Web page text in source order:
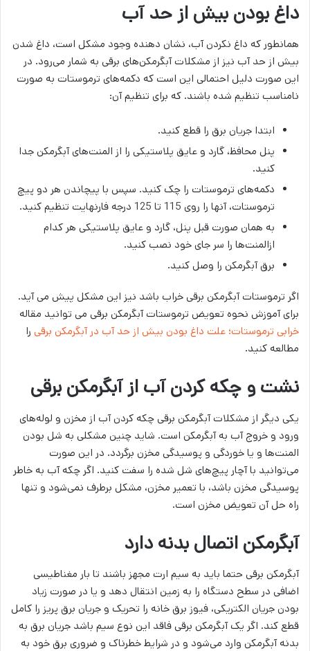
داغ بودن بیش از حد آب
همانطور که داغ نکردن آب، نشان دهنده وجود مشکل است، داغ شدن
بیش از حد آب نیز از مشکلات آبگرمکن‌های برقی به شمار می‌رود. در
این صورت دلیل احتمالی این است که دکمه‌های ترموستات به صورت
نامناسب تنظیم شده باشند. که برای تنظیم آن:
ابتدا جریان برق را قطع کنید.
پنل محافظ، گارد و عایق پلاستیکی را از المنت‌های آبگرمکن جدا
کنید.
دکمه‌های ترموستات را چک کنید. سپس با پیچاندن هر دو پیچ
ترموستات، آنها را روی 115 تا 125 درجه فارنهایت تنظیم کنید.
به همان صورت قبل پنل، گارد و عایق پلاستیکی هر کدام
ازالمنت‌ها را سر جای خود نصب کنید.
برق آبگرمکن را وصل کنید.
اگر ترموستات آبگرمکن برقی خراب باشد نیز این مشکل پیش می آید.
برای آموزش نحوه تعویض ترموستات آبگرمکن برقی می توانید مقاله
خرابی ترموستات؛ علت داغ بودن بیش از حد آب در آبگرمکن برقی را
مطالعه کنید.
نشت و چکه کردن آب از آبگرمکن برقی
یکی دیگر از مشکلات آبگرمکن‌ برقی چکه کردن آب از مخزن و لوله‌های
ورود و خروج آب به آبگرمکن است. شاید چنین مشکلی به شل بودن
المنت‌ها و یا خوردگی و پوسیدگی مخزن برگردد. در این صورت
می‌توانید با آچار پیچ‌های شل شده را سفت کنید. اگر چکه آب به خاطر
پوسیدگی مخزن باشد، با تعمیر مخزن، مشکل برطرف نمی‌شود و تنها
راه حل آن تعویض مخزن است.
آبگرمکن اتصال بدنه دارد
آبگرمکن‌ برقی حتما باید به سیم ارت مجهز باشند تا بار مغناطیسی
اضافی در سطح دستگاه را به زمین انتقال دهد و یا در صورت زیاد
بودن جریان الکتریکی، فیوز برق خانه را تحریک و جریان برق پریز را کامل
قطع کند. اگر یک آبگرمکن برقی فاقد این نوع سیم باشد جریان برق به
بدنه آبگرمکن وارد می‌شود و در شرایط خطرناک و ضروری برق خود به